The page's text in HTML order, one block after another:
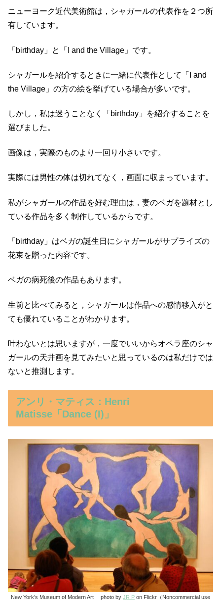
ニューヨーク近代美術館は，シャガールの代表作を２つ所
有しています。
「birthday」と「I and the Village」です。
シャガールを紹介するときに一緒に代表作として「I and
the Village」の方の絵を挙げている場合が多いです。
しかし，私は迷うことなく「birthday」を紹介することを
選びました。
画像は，実際のものより一回り小さいです。
実際には男性の体は切れてなく，画面に収まっています。
私がシャガールの作品を好む理由は，妻のベガを題材とし
ている作品を多く制作しているからです。
「birthday」はベガの誕生日にシャガールがサプライズの
花束を贈った内容です。
ベガの病死後の作品もあります。
生前と比べてみると，シャガールは作品への感情移入がと
ても優れていることがわかります。
叶わないとは思いますが，一度でいいからオペラ座のシャ
ガールの天井画を見てみたいと思っているのは私だけでは
ないと推測します。
アンリ・マティス：Henri
Matisse「Dance (I)」
New York’s Museum of Modern Art photo by JR P on Flickr（Noncommercial use